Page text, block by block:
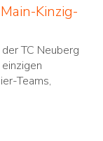
Kinzig-
TC Neuberg
Teams,